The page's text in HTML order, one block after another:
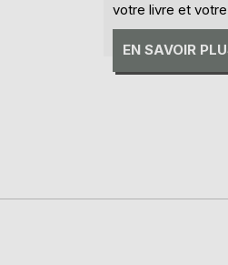
votre livre et
EN SAVOIR